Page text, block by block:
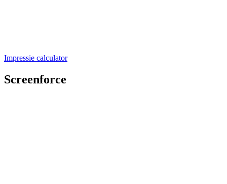
Impressie calculator
Screenforce